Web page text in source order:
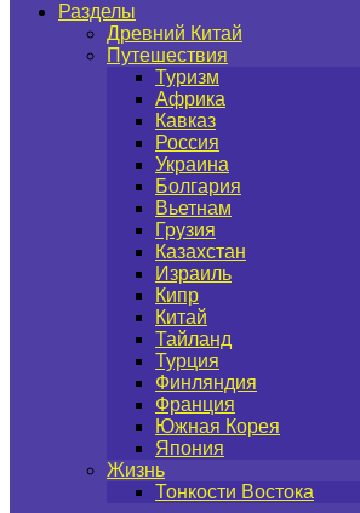
Разделы
Древний Китай
Путешествия
Туризм
Африка
Кавказ
Россия
Украина
Болгария
Вьетнам
Грузия
Казахстан
Израиль
Кипр
Китай
Тайланд
Турция
Финляндия
Франция
Южная Корея
Япония
Жизнь
Тонкости Востока